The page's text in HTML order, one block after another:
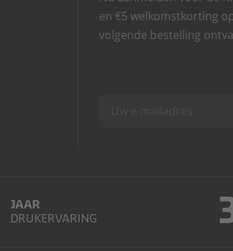
en €5 welkomstkorting
volgende bestelling
JAAR
DRUKERVARING